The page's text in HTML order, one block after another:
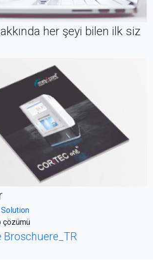
her şeyi bilen ilk siz
çözümü
Broschuere_TR